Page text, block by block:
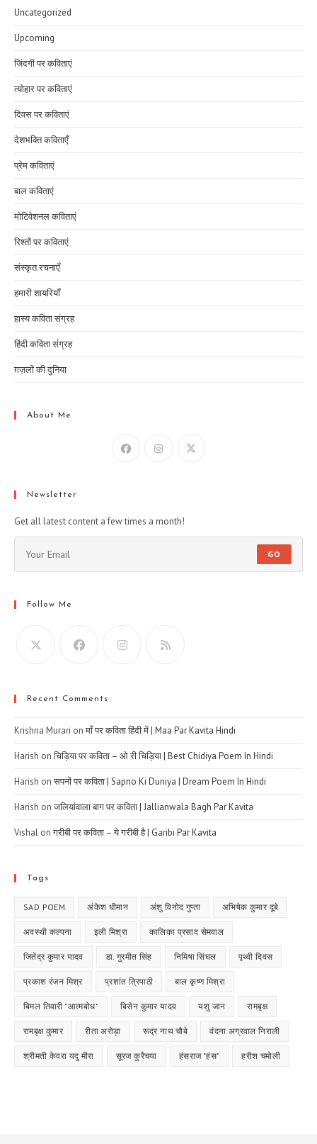
Uncategorized
Upcoming
जिंदगी पर कविताएं
त्योहार पर कविताएं
दिवस पर कविताएं
देशभक्ति कविताएँ
प्रेम कविताएं
बाल कविताएं
मोटिवेशनल कविताएं
रिश्तों पर कविताएं
संस्कृत रचनाएँ
हमारी शायरियाँ
हास्य कविता संग्रह
हिंदी कविता संग्रह
ग़ज़लों की दुनिया
About Me
Newsletter
Get all latest content a few times a month!
GO
Follow Me
Recent Comments
Krishna Murari onमाँ पर कविता हिंदी में | Maa Par Kavita Hindi
Harish onचिड़िया पर कविता – ओ री चिड़िया | Best Chidiya Poem In Hindi
Harish onसपनों पर कविता | Sapno Ki Duniya | Dream Poem In Hindi
Harish onजलियांवाला बाग पर कविता | Jallianwala Bagh Par Kavita
Vishal onगरीबी पर कविता – ये गरीबी है | Garibi Par Kavita
Tags
SAD POEM अंकेश धीमान अंशु विनोद गुप्ता अभिषेक कुमार दूबे
अवस्थी कल्पना इली मिश्रा कालिका प्रसाद सेमवाल
जितेंद्र कुमार यादव डा. गुरमीत सिंह निमिषा सिंघल पृथ्वी दिवस
प्रकाश रंजन मिश्र प्रशांत त्रिपाठी बाल कृष्ण मिश्रा
बिमल तिवारी "आत्मबोध" बिसेन कुमार यादव यशु जान रामबृक्ष
रामबृक्ष कुमार रीता अरोड़ा रूद्र नाथ चौबे वंदना अग्रवाल निराली
श्रीमती केवरा यदु मीरा सूरज कुरैचया हंसराज "हंस" हरीश चमोली